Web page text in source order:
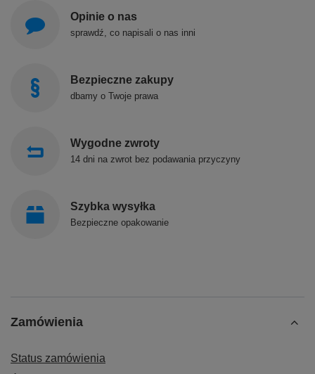
Opinie o nas
sprawdź, co napisali o nas inni
Bezpieczne zakupy
dbamy o Twoje prawa
Wygodne zwroty
14 dni na zwrot bez podawania przyczyny
Szybka wysyłka
Bezpieczne opakowanie
Zamówienia
Status zamówienia